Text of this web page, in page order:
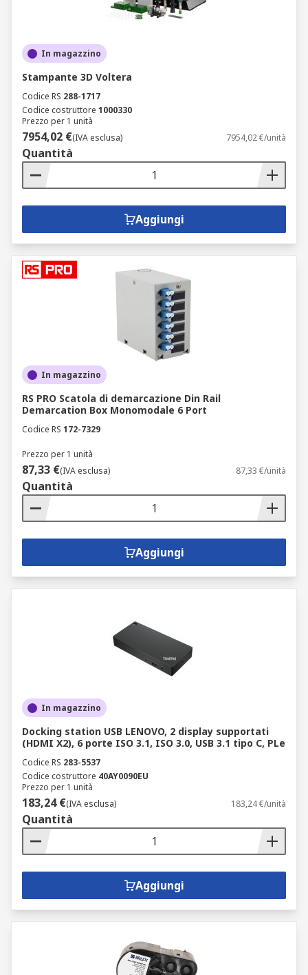
In magazzino
Stampante 3D Voltera
Codice RS 288-1717
Codice costruttore 1000330
Prezzo per 1 unità
7954,02 €(IVA esclusa) 7954,02 €/unità
Quantità
Aggiungi
In magazzino
RS PRO Scatola di demarcazione Din Rail
Demarcation Box Monomodale 6 Port
Codice RS 172-7329
Prezzo per 1 unità
87,33 €(IVA esclusa) 87,33 €/unità
Quantità
Aggiungi
In magazzino
Docking station USB LENOVO, 2 display supportati
(HDMI X2), 6 porte ISO 3.1, ISO 3.0, USB 3.1 tipo C, PLe
Codice RS 283-5537
Codice costruttore 40AY0090EU
Prezzo per 1 unità
183,24 €(IVA esclusa) 183,24 €/unità
Quantità
Aggiungi